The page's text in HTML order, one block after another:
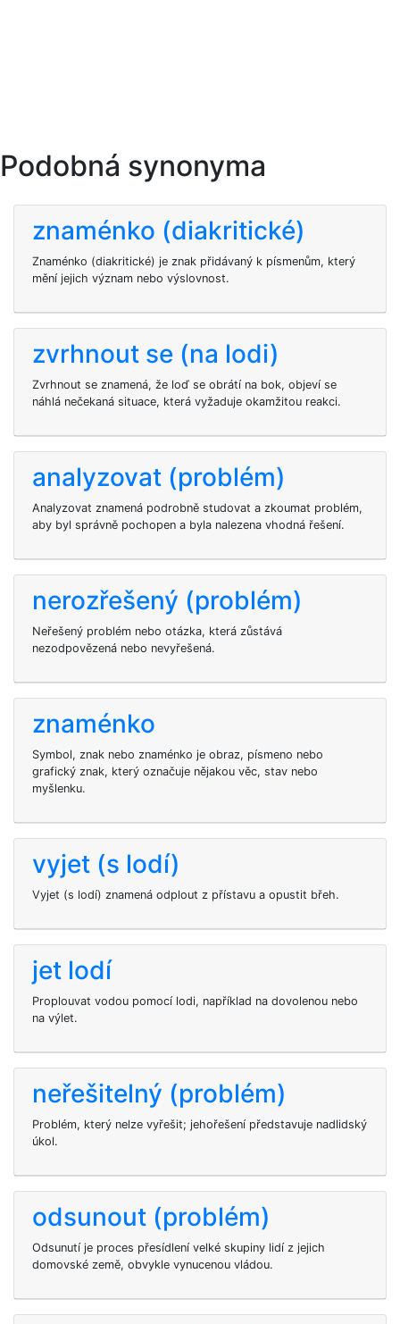
Podobná synonyma
znaménko (diakritické)
Znaménko (diakritické) je znak přidávaný k písmenům, který
mění jejich význam nebo výslovnost.
zvrhnout se (na lodi)
Zvrhnout se znamená, že loď se obrátí na bok, objeví se
náhlá nečekaná situace, která vyžaduje okamžitou reakci.
analyzovat (problém)
Analyzovat znamená podrobně studovat a zkoumat problém,
aby byl správně pochopen a byla nalezena vhodná řešení.
nerozřešený (problém)
Neřešený problém nebo otázka, která zůstává
nezodpovězená nebo nevyřešená.
znaménko
Symbol, znak nebo znaménko je obraz, písmeno nebo
grafický znak, který označuje nějakou věc, stav nebo
myšlenku.
vyjet (s lodí)
Vyjet (s lodí) znamená odplout z přístavu a opustit břeh.
jet lodí
Proplouvat vodou pomocí lodi, například na dovolenou nebo
na výlet.
neřešitelný (problém)
Problém, který nelze vyřešit; jehořešení představuje nadlidský
úkol.
odsunout (problém)
Odsunutí je proces přesídlení velké skupiny lidí z jejich
domovské země, obvykle vynucenou vládou.